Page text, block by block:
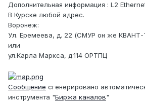
Дополнительная информация : L2
В Курске любой адрес.
Воронеж:
Ул. Еремеева, д. 22 (СМУР он же
или
ул.Карла Маркса, д.114 ОРТПЦ
Сообщение сгенерировано
инструмента "Биржа каналов"